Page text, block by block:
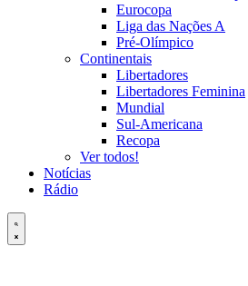
Eurocopa
Liga das Nações A
Pré-Olímpico
Continentais
Libertadores
Libertadores Feminina
Mundial
Sul-Americana
Recopa
Ver todos!
Notícias
Rádio